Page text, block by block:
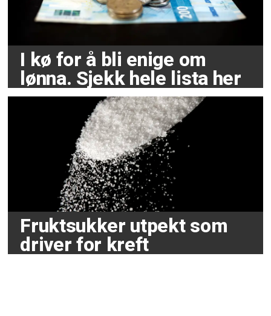
I kø for å bli enige om
lønna. Sjekk hele lista her
Fruktsukker utpekt som
driver for kreft